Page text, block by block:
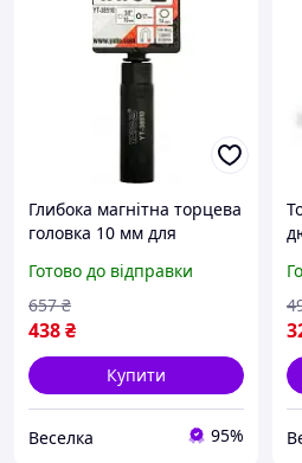
Глибока магнітна торцева
головка 10 мм для
подовженим профілем
FLAME
Готово до відправки
438₴
657 ₴
Купити
Веселка 95%